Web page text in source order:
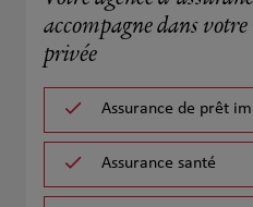
accompagne dans
privée
Assurance de prêt
Assurance santé